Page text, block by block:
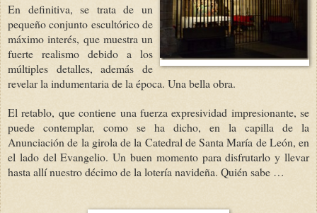
En definitiva, se trata de un
pequeño conjunto escultórico de
máximo interés, que muestra un
fuerte realismo debido a los
múltiples detalles, además de
revelar la indumentaria de la época. Una bella obra.
El retablo, que contiene una fuerza expresividad impresionante, se
puede contemplar, como se ha dicho, en la capilla de la
Anunciación de la girola de la Catedral de Santa María de León, en
el lado del Evangelio. Un buen momento para disfrutarlo y llevar
hasta allí nuestro décimo de la lotería navideña. Quién sabe …